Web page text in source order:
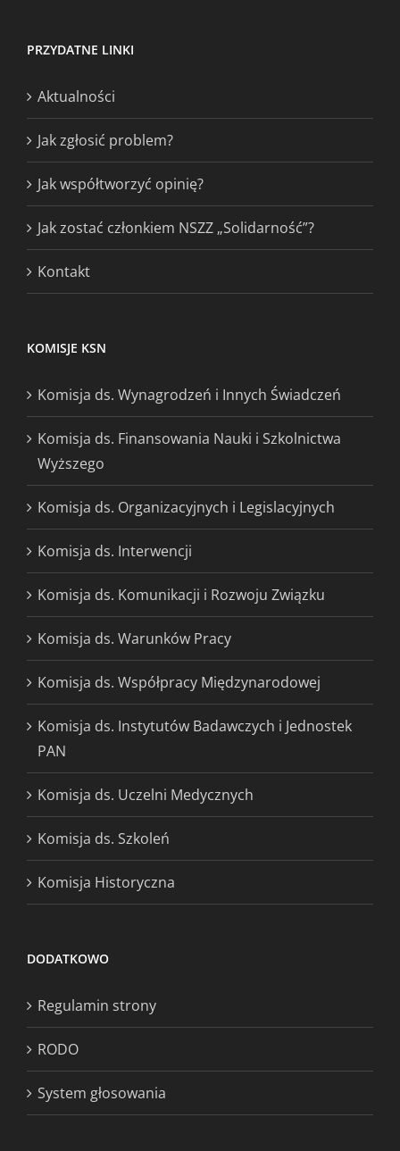
PRZYDATNE LINKI
Aktualności
Jak zgłosić problem?
Jak współtworzyć opinię?
Jak zostać członkiem NSZZ „Solidarność”?
Kontakt
KOMISJE KSN
Komisja ds. Wynagrodzeń i Innych Świadczeń
Komisja ds. Finansowania Nauki i Szkolnictwa
Wyższego
Komisja ds. Organizacyjnych i Legislacyjnych
Komisja ds. Interwencji
Komisja ds. Komunikacji i Rozwoju Związku
Komisja ds. Warunków Pracy
Komisja ds. Współpracy Międzynarodowej
Komisja ds. Instytutów Badawczych i Jednostek
PAN
Komisja ds. Uczelni Medycznych
Komisja ds. Szkoleń
Komisja Historyczna
DODATKOWO
Regulamin strony
RODO
System głosowania